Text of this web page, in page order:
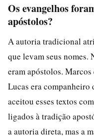
Os evangelhos
apóstolos?
A autoria tradicional
que levam seus nomes.
eram apóstolos.
Lucas era
aceitou esses textos
ligados à tradição
a autoria direta, mas a